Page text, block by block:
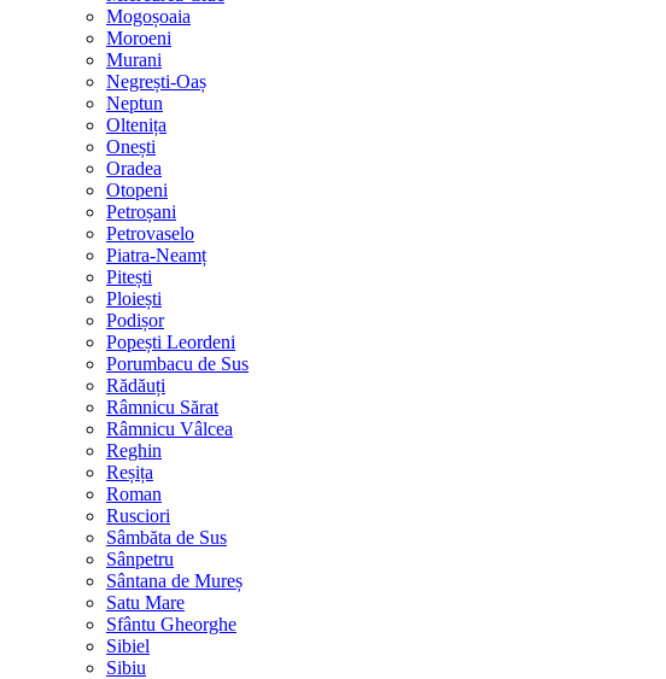
Mogoșoaia
Moroeni
Murani
Negrești-Oaș
Neptun
Oltenița
Onești
Oradea
Otopeni
Petroșani
Petrovaselo
Piatra-Neamț
Pitești
Ploiești
Podișor
Popești Leordeni
Porumbacu de Sus
Rădăuți
Râmnicu Sărat
Râmnicu Vâlcea
Reghin
Reșița
Roman
Rusciori
Sâmbăta de Sus
Sânpetru
Sântana de Mureș
Satu Mare
Sfântu Gheorghe
Sibiel
Sibiu